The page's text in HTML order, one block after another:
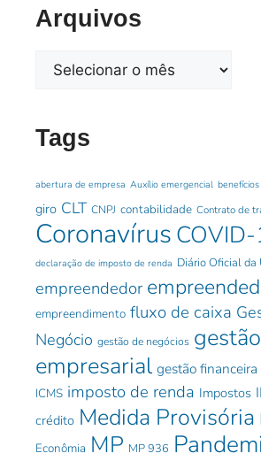
Arquivos
Tags
abertura de empresa Auxílio emergencial benefícios
giro CLT CNPJ contabilidade Contrato de
Coronavírus
declaração de imposto de renda Diário Oficial da
empreendedor
empreendimento fluxo de caixa
Negócio gestão de negócios gestão
empresarial gestão financeira
ICMS imposto de renda Impostos
crédito Medida Provisória
Econômia MP MP 936